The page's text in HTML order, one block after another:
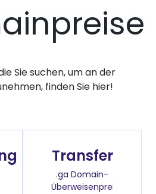
Sie suchen, um an der
finden Sie hier!
Transfer
.ga Domain-
Überweisenpreis